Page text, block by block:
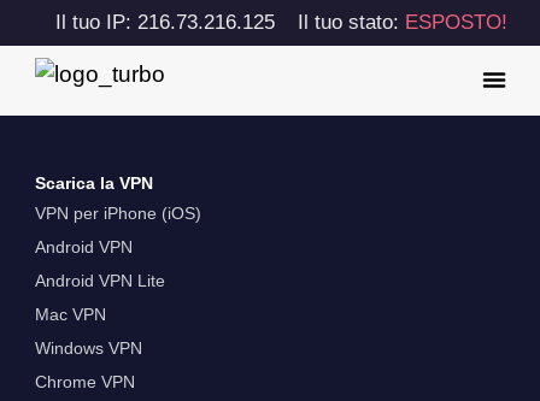
Il tuo IP: 216.73.216.125 Il tuo stato: ESPOSTO!
Scarica la VPN
VPN per iPhone (iOS)
Android VPN
Android VPN Lite
Mac VPN
Windows VPN
Chrome VPN